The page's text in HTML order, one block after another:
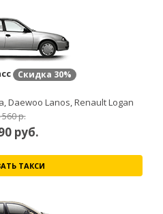
Скидка 30%
Daewoo Lanos, Renault Logan
560 р.
руб.
ТАКСИ